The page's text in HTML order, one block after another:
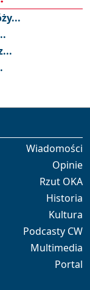
Wiadomości
Opinie
Rzut OKA
Historia
Kultura
Podcasty CW
Multimedia
Portal